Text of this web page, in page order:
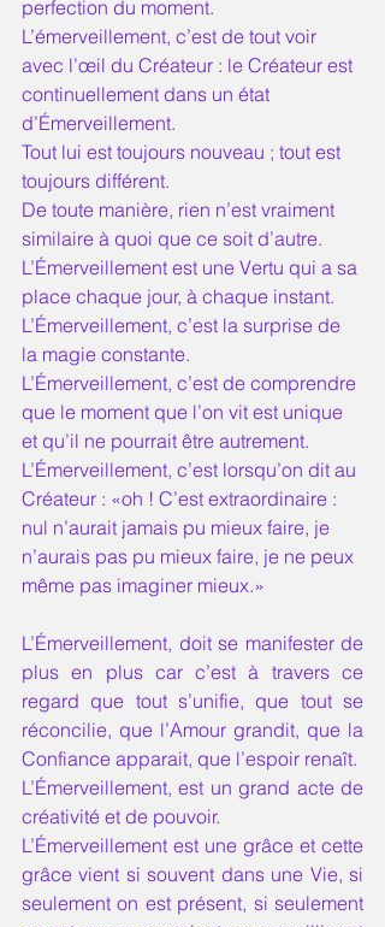
perfection du moment.
L’émerveillement, c’est de tout voir
avec l’œil du Créateur : le Créateur est
continuellement dans un état
d’Émerveillement.
Tout lui est toujours nouveau ; tout est
toujours différent.
De toute manière, rien n’est vraiment
similaire à quoi que ce soit d’autre.
L’Émerveillement est une Vertu qui a sa
place chaque jour, à chaque instant.
L’Émerveillement, c’est la surprise de
la magie constante.
L’Émerveillement, c’est de comprendre
que le moment que l’on vit est unique
et qu’il ne pourrait être autrement.
L’Émerveillement, c’est lorsqu’on dit au
Créateur : «oh ! C’est extraordinaire :
nul n’aurait jamais pu mieux faire, je
n’aurais pas pu mieux faire, je ne peux
même pas imaginer mieux.»
L’Émerveillement, doit se manifester de
plus en plus car c’est à travers ce
regard que tout s’unifie, que tout se
réconcilie, que l’Amour grandit, que la
Confiance apparait, que l’espoir renaît.
L’Émerveillement, est un grand acte de
créativité et de pouvoir.
L’Émerveillement est une grâce et cette
grâce vient si souvent dans une Vie, si
seulement on est présent, si seulement